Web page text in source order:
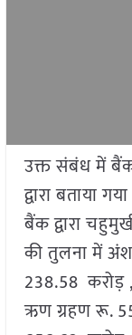
उक्त संबंध में
द्वारा बताया
बैंक द्वारा
की तुलना में
238.58
ऋण ग्रहण रू.